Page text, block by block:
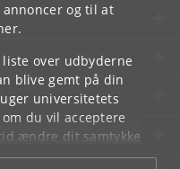
og til at
over udbyderne
blive gemt på din
universitetets
du vil acceptere
ændre dit samtykke
som du finder i